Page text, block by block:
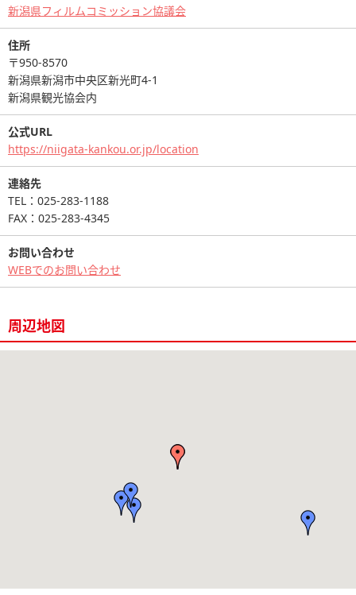
新潟県フィルムコミッション協議会
住所
〒950-8570
新潟県新潟市中央区新光町4-1
新潟県観光協会内
公式URL
https://niigata-kankou.or.jp/location
連絡先
TEL：025-283-1188
FAX：025-283-4345
お問い合わせ
WEBでのお問い合わせ
周辺地図